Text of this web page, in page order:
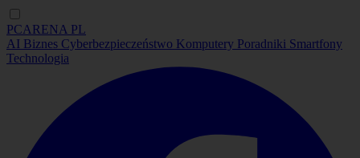
PCARENA PL
AI Biznes Cyberbezpieczeństwo Komputery Poradniki Smartfony
Technologia